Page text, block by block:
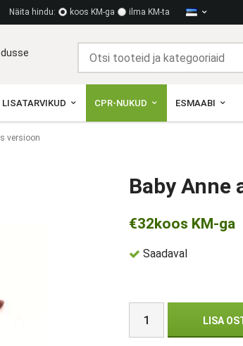
Näita hindu: koos KM-ga ilma KM-ta
CPR-NUKUD ESMAABI
versioon
Baby Anne
€32koos KM-ga
Saadaval
LISA